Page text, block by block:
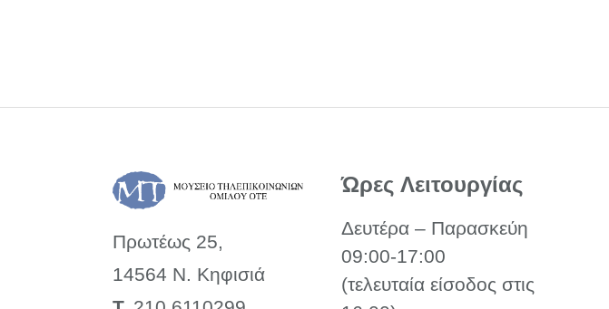
Πρωτέως 25,
14564 Ν. Κηφισιά
Ώρες Λειτουργίας
Δευτέρα – Παρασκεύη
09:00-17:00
(τελευταία είσοδος στις